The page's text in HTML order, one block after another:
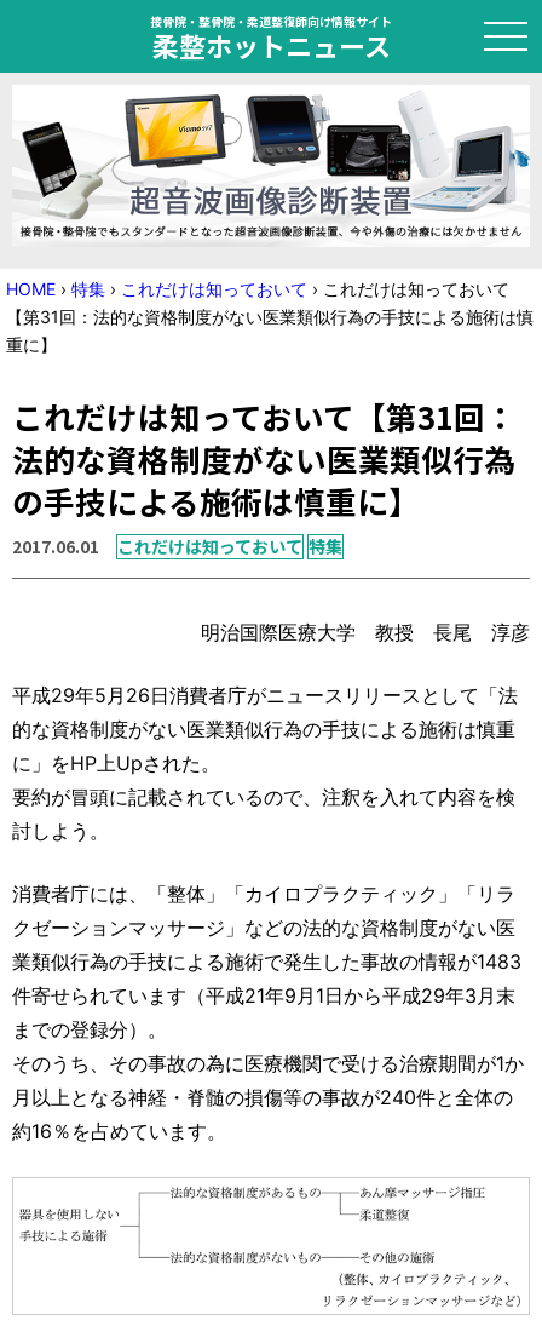
接骨院・整骨院・柔道整復師向け情報サイト
柔整ホットニュース
HOME
トピック
ニュース
特集
学会・セミナー情報
プライバシーポリシー サイトマップ
運営元 お問い合わせ
HOME › 特集 › これだけは知っておいて › これだけは知っておいて
【第31回：法的な資格制度がない医業類似行為の手技による施術は慎
重に】
これだけは知っておいて【第31回：
法的な資格制度がない医業類似行為
の手技による施術は慎重に】
2017.06.01 これだけは知っておいて 特集
明治国際医療大学 教授 長尾 淳彦
平成29年5月26日消費者庁がニュースリリースとして「法
的な資格制度がない医業類似行為の手技による施術は慎重
に」をHP上Upされた。
要約が冒頭に記載されているので、注釈を入れて内容を検
討しよう。
消費者庁には、「整体」「カイロプラクティック」「リラ
クゼーションマッサージ」などの法的な資格制度がない医
業類似行為の手技による施術で発生した事故の情報が1483
件寄せられています（平成21年9月1日から平成29年3月末
までの登録分）。
そのうち、その事故の為に医療機関で受ける治療期間が1か
月以上となる神経・脊髄の損傷等の事故が240件と全体の
約16％を占めています。